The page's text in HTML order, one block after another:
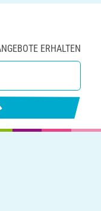
ERHALTEN